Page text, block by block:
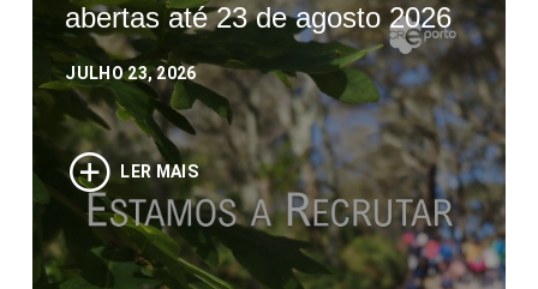
abertas até 23 de agosto 2026
JULHO 23, 2026
LER MAIS